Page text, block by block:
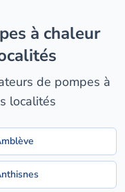
de pompes à
localités